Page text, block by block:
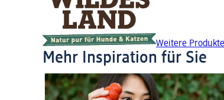
Weitere
Mehr Inspiration für Sie